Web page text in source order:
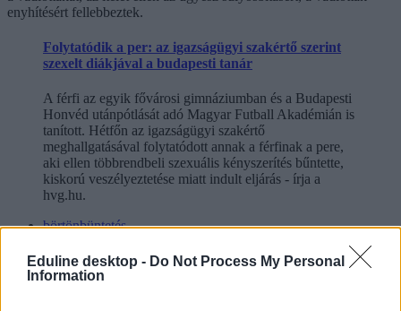
Eduline desktop - Do Not Process My Personal
Information
enyhítésért fellebbeztek.
Folytatódik a per: az igazságügyi szakértő szerint
szexelt diákjával a budapesti tanár
A férfi az egyik fővárosi gimnáziumban és a Budapesti
Honvéd utánpótlását adó Magyar Futball Akadémián is
tanított. Hétfőn az igazságügyi szakértő
meghallgatásával folytatódott annak a férfinak a pere,
aki ellen többrendbeli szexuális kényszerítés bűntette,
kiskorú veszélyeztetése miatt indult eljárás - írja a
hvg.hu.
börtönbüntetés
drogárusítás
drog iskola